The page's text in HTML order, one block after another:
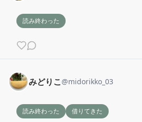
読み終わった
みどりこ@midorikko_03
読み終わった 借りてきた